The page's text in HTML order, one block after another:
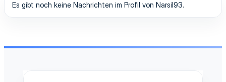
Es gibt noch keine Nachrichten im Profil von Narsil93.